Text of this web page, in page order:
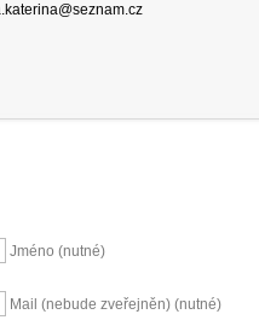
Jméno (nutné)
Mail (nebude zveřejněn) (nutné)